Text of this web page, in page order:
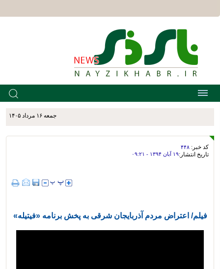
جمعه ۱۶ مرداد ۱۴۰۵
کد خبر: ۴۴۸
تاریخ انتشار:۱۹ آبان ۱۳۹۴ - ۰۹:۲۱
فیلم/ اعتراض مردم آذربایجان شرقی به پخش برنامه «فیتیله»